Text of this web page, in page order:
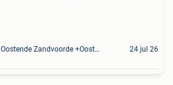
Oostende Zandvoorde +Oostende 24 jul 26